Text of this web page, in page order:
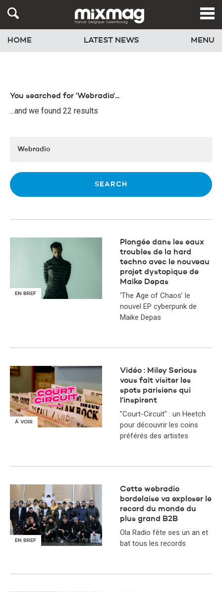
HOME LATEST NEWS MENU
You searched for 'Webradio'...
...and we found 22 results
EN BREF
Plongée dans les eaux
troubles de la hard
techno avec le nouveau
projet dystopique de
Maike Depas
‘The Age of Chaos’ le
nouvel EP cyberpunk de
Maike Depas
À VOIR
Vidéo : Miley Serious
vous fait visiter les
spots parisiens qui
l'inspirent
"Court-Circuit" : un Heetch
pour découvrir les coins
préférés des artistes
EN BREF
Cette webradio
bordelaise va exploser le
record du monde du
plus grand B2B
Ola Radio fête ses un an et
bat tous les records